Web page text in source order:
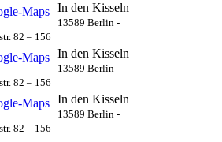
In den Kisseln
13589 Berlin -
82 – 156
In den Kisseln
13589 Berlin -
82 – 156
In den Kisseln
13589 Berlin -
82 – 156